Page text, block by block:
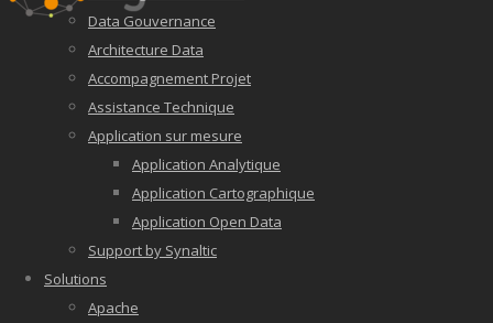
Data Gouvernance
Architecture Data
Accompagnement Projet
Assistance Technique
Application sur mesure
Application Analytique
Application Cartographique
Application Open Data
Support by Synaltic
Solutions
Apache